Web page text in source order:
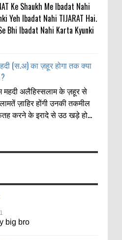
Ke Shaukh Me Ibadat Nahi
Yeh Ibadat Nahi TIJARAT Hai.
Bhi Ibadat Nahi Karta Kyunki
(स.अ) का ज़हूर होगा तक क्या
महदी अलैहिस्सलाम के ज़हूर से
ज़ाहिर होंगी उनकी तकमील
करने के इरादे से उठ खड़े हो...
big bro